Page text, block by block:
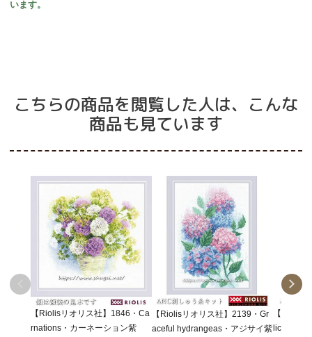
います。
こちらの商品を閲覧した人は、こんな
商品も見ています
【Riolisリオリス社】1846・Ca
rnations・カーネーション紫
【Riolisリオリス社】2139・Gr
aceful hydrangeas・アジサイ紫
【Riolis
licate